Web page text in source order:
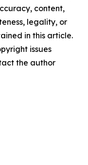
content,
legality, or
in this article.
issues
the author